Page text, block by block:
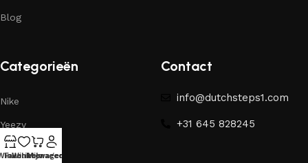
Blog
Categorieën
Nike
Yeezy
Contact
info@dutchsteps1.com
+31 645 828245
Favorieten
Winkelwagen
Mijn account